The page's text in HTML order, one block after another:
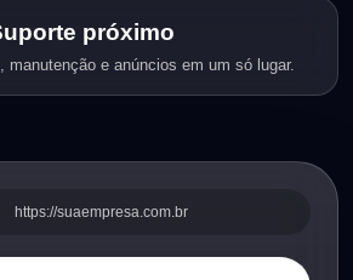
próximo
manutenção e anúncios em um só lugar.
https://suaempresa.com.br